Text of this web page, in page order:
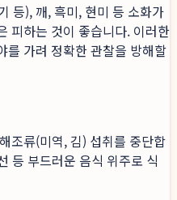
등), 깨, 흑미, 현미 등 소화가
피하는 것이 좋습니다. 이러한
를 가려 정확한 관찰을 방해할
조류(미역, 김) 섭취를 중단합
등 부드러운 음식 위주로 식